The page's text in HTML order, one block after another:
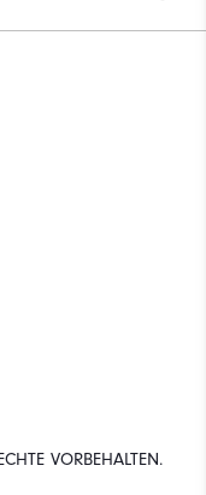
VORBEHALTEN.